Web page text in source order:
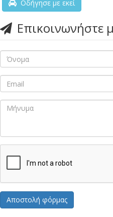
Οδήγησε με εκεί
Επικοινωνήστε